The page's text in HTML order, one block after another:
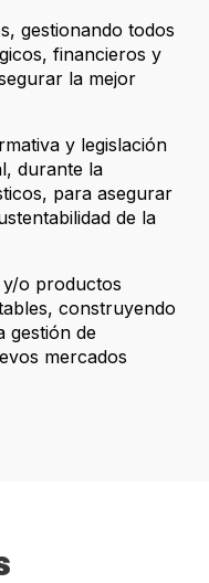
gestionando todos
financieros y
la mejor
y legislación
durante la
para asegurar
de la
o productos
construyendo
gestión de
mercados